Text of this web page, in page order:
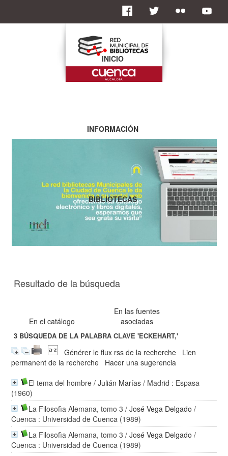
Resultado de la búsqueda
En el catálogo
En las fuentes
asociadas
3 BÚSQUEDA DE LA PALABRA CLAVE'ECKEHART,'
Générer le flux rss de la recherche
Lien
permanent de la recherche
Hacer una sugerencia
El tema del hombre /Julián Marías / Madrid : Espasa
(1960)
La Filosofìa Alemana, tomo 3 /José Vega Delgado /
Cuenca : Universidad de Cuenca (1989)
La Filosofìa Alemana, tomo 3 /José Vega Delgado /
Cuenca : Universidad de Cuenca (1989)
INICIO
INFORMACIÓN
BIBLIOTECAS